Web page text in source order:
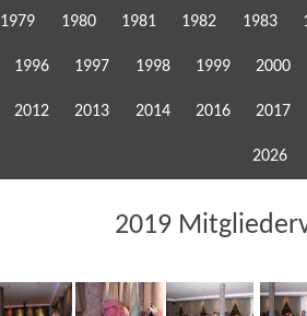
1979 1980 1981 1982 1983
1996 1997 1998 1999 2000
2012 2013 2014 2016 2017
2026
2019